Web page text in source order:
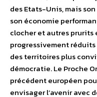
des Etats-Unis, mais
son économie
clocher et autres
progressivement
des territoires plus
démocratie. Le Proche
précédent européen
envisager l’avenir